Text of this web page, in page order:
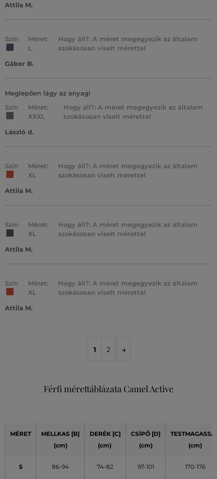
Attila M.
Szín
Méret:
L
Hogy áll?: A méret megegyezik az általam
szokásosan viselt mérettel
Gábor B.
Meglepően lágy az anyag!
Szín
Méret:
XXXL
Hogy áll?: A méret megegyezik az általam
szokásosan viselt mérettel
László d.
Szín
Méret:
XL
Hogy áll?: A méret megegyezik az általam
szokásosan viselt mérettel
Attila M.
Szín
Méret:
XL
Hogy áll?: A méret megegyezik az általam
szokásosan viselt mérettel
Attila M.
Szín
Méret:
XL
Hogy áll?: A méret megegyezik az általam
szokásosan viselt mérettel
Attila M.
1 2
Férfi mérettáblázata Camel Active
MÉRET
MELLKAS [B]
(cm)
DERÉK [C]
(cm)
CSÍPŐ [D]
(cm)
(cm)
S 86-94 74-82 97-101 170-176